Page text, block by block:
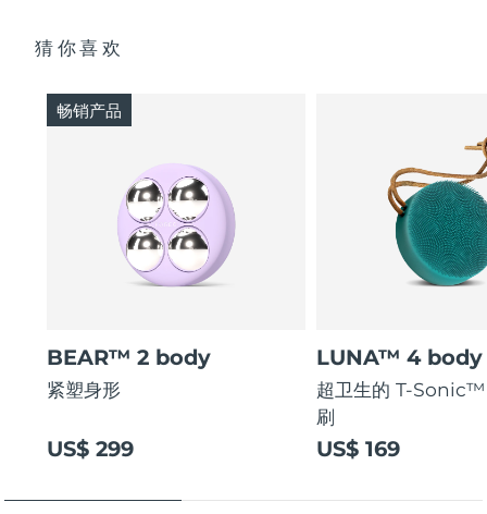
猜你喜欢
BEAR™ 2 body
紧塑身形
US$ 299
畅销产品
LUNA™ 4 body
超卫生的 T-Sonic™
刷
US$ 169